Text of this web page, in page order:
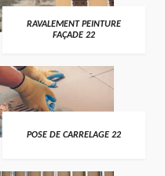
RAVALEMENT PEINTURE
FAÇADE 22
POSE DE CARRELAGE 22